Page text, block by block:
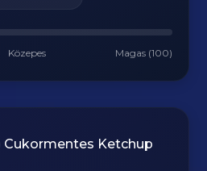
Közepes Magas (100)
Cukormentes Ketchup